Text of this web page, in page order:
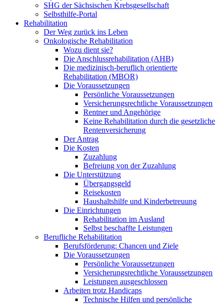
SHG der Sächsischen Krebsgesellschaft
Selbsthilfe-Portal
Rehabilitation
Der Weg zurück ins Leben
Onkologische Rehabilitation
Wozu dient sie?
Die Anschlussrehabilitation (AHB)
Die medizinisch-beruflich orientierte
Rehabilitation (MBOR)
Die Voraussetzungen
Persönliche Voraussetzungen
Versicherungsrechtliche Voraussetzungen
Rentner und Angehörige
Keine Rehabilitation durch die gesetzliche
Rentenversicherung
Der Antrag
Die Kosten
Zuzahlung
Befreiung von der Zuzahlung
Die Unterstützung
Übergangsgeld
Reisekosten
Haushaltshilfe und Kinderbetreuung
Die Einrichtungen
Rehabilitation im Ausland
Selbst beschaffte Leistungen
Berufliche Rehabilitation
Berufsförderung: Chancen und Ziele
Die Voraussetzungen
Persönliche Voraussetzungen
Versicherungsrechtliche Voraussetzungen
Leistungen ausgeschlossen
Arbeiten trotz Handicaps
Technische Hilfen und persönliche